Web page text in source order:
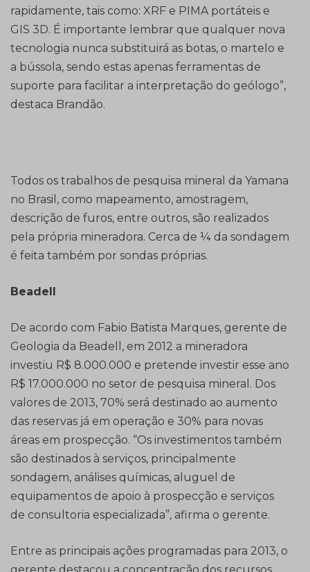
rapidamente, tais como: XRF e PIMA portáteis e
GIS 3D. É importante lembrar que qualquer nova
tecnologia nunca substituirá as botas, o martelo e
a bússola, sendo estas apenas ferramentas de
suporte para facilitar a interpretação do geólogo”,
destaca Brandão.
Todos os trabalhos de pesquisa mineral da Yamana
no Brasil, como mapeamento, amostragem,
descrição de furos, entre outros, são realizados
pela própria mineradora. Cerca de ¼ da sondagem
é feita também por sondas próprias.
Beadell
De acordo com Fabio Batista Marques, gerente de
Geologia da Beadell, em 2012 a mineradora
investiu R$ 8.000.000 e pretende investir esse ano
R$ 17.000.000 no setor de pesquisa mineral. Dos
valores de 2013, 70% será destinado ao aumento
das reservas já em operação e 30% para novas
áreas em prospecção. “Os investimentos também
são destinados à serviços, principalmente
sondagem, análises químicas, aluguel de
equipamentos de apoio à prospecção e serviços
de consultoria especializada”, afirma o gerente.
Entre as principais ações programadas para 2013, o